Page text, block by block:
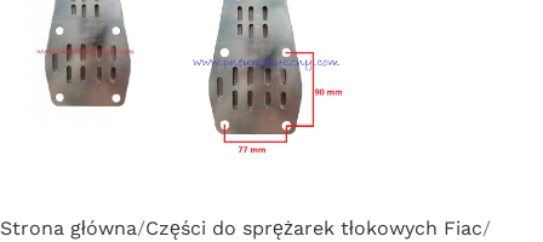
Strona główna Części do sprężarek tłokowych Fiac